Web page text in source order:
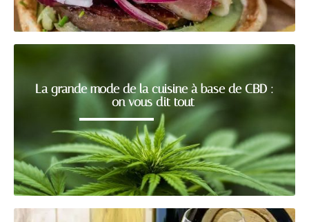
La grande mode de la cuisine à base de CBD :
on vous dit tout